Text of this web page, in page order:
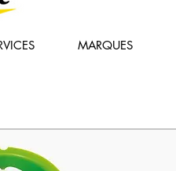
MARQUES